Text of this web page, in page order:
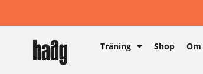
Träning Shop Om